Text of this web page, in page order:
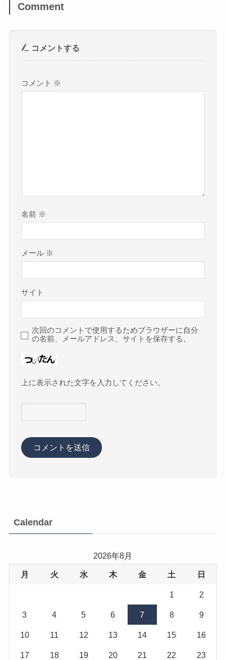
Comment
コメントする
コメント ※
名前 ※
メール ※
サイト
次回のコメントで使用するためブラウザーに自分
の名前、メールアドレス、サイトを保存する。
上に表示された文字を入力してください。
Calendar
2026年8月
月 火 水 木 金 土 日
1 2
3 4 5 6 7 8 9
10 11 12 13 14 15 16
17 18 19 20 21 22 23